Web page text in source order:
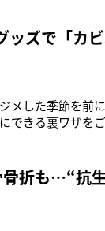
ズで「カ
メした季節を前
きる裏ワザを
くなかで悩ま
うか。
骨折も…“抗